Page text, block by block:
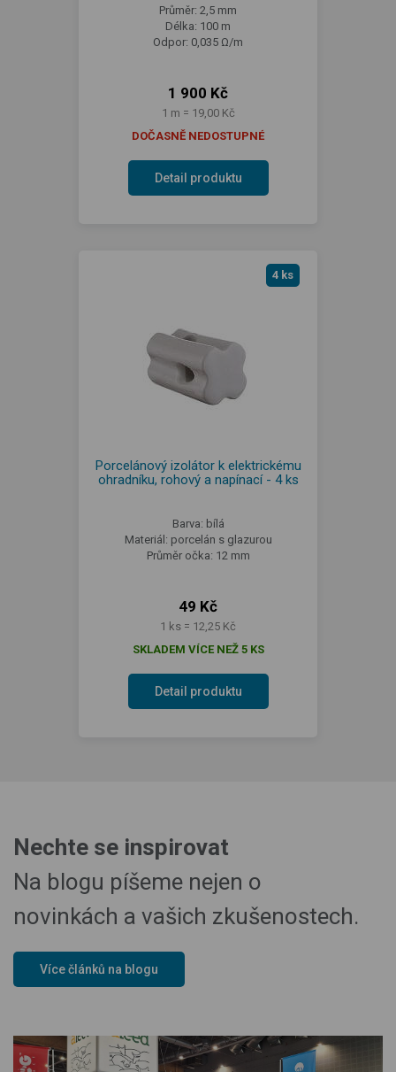
Průměr: 2,5 mm
Délka: 100 m
Odpor: 0,035 Ω/m
1 900 Kč
1 m = 19,00 Kč
DOČASNĚ NEDOSTUPNÉ
Detail produktu
4 ks
Porcelánový izolátor k elektrickému
ohradníku, rohový a napínací - 4 ks
Barva: bílá
Materiál: porcelán s glazurou
Průměr očka: 12 mm
49 Kč
1 ks = 12,25 Kč
SKLADEM VÍCE NEŽ 5 KS
Detail produktu
Nechte se inspirovat
Na blogu píšeme nejen o
novinkách a vašich zkušenostech.
Více článků na blogu